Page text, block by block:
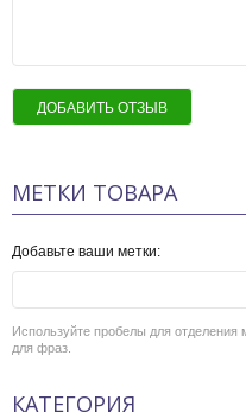
ДОБАВИТЬ ОТЗЫВ
МЕТКИ ТОВАРА
Добавьте ваши метки:
Используйте пробелы для отделения
для фраз.
КАТЕГОРИЯ